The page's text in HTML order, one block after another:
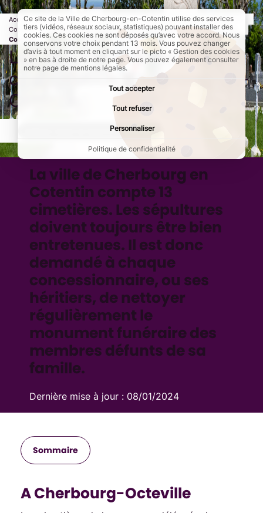
Accueil Démarches Population
Les cimetières de Cherbourg-en-
Cotentin
Page active :
Les horaires d'ouverture des cimetières de Cherbourg-en-
Cotentin
Les horaires d'ouverture des
cimetières de Cherbourg-en-
Cotentin
AddToAny (share) est désactivé. Autoriser
La ville de Cherbourg en
Cotentin compte 13
cimetières. Les sépultures
doivent toujours être bien
entretenues. Il est donc
demandé à chaque
concessionnaire, ou ses
héritiers, de nettoyer
régulièrement le
monument funéraire des
membres défunts de sa
famille.
Dernière mise à jour : 08/01/2024
Sommaire
A Cherbourg-Octeville
Ce site de la Ville de Cherbourg-en-Cotentin utilise des services
tiers (vidéos, réseaux sociaux, statistiques) pouvant installer des
cookies. Ces cookies ne sont déposés qu’avec votre accord. Nous
conservons votre choix pendant 13 mois. Vous pouvez changer
d’avis à tout moment en cliquant sur le picto « Gestion des cookies
» en bas à droite de notre page. Vous pouvez également consulter
notre page de mentions légales.
Tout accepter
Tout refuser
Personnaliser
Politique de confidentialité